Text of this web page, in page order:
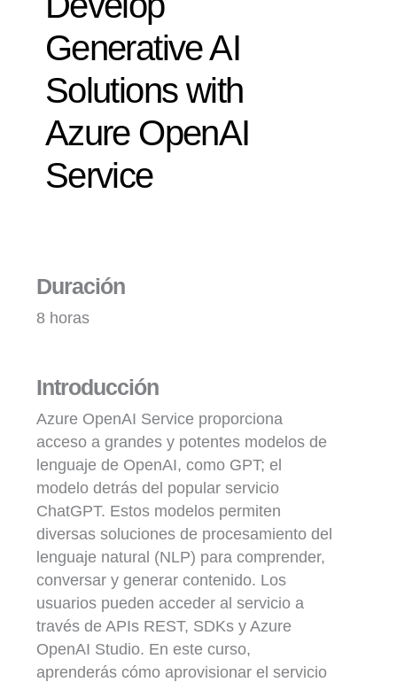
Generative AI
Solutions with
Azure OpenAI
Service
Duración
8 horas
Introducción
Azure OpenAI Service proporciona
acceso a grandes y potentes modelos de
lenguaje de OpenAI, como GPT; el
modelo detrás del popular servicio
ChatGPT. Estos modelos permiten
diversas soluciones de procesamiento del
lenguaje natural (NLP) para comprender,
conversar y generar contenido. Los
usuarios pueden acceder al servicio a
través de APIs REST, SDKs y Azure
OpenAI Studio. En este curso,
aprenderás cómo aprovisionar el servicio